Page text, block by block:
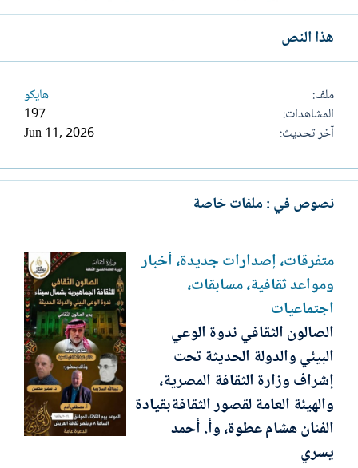
هذا النص
ملف
هايكو
المشاهدات
197
آخر تحديث
Jun 11, 2026
نصوص في : ملفات خاصة
متفرقات، إصدارات جديدة، أخبار
ومواعد ثقافية، مسابقات،
اجتماعيات
الصالون الثقافي ندوة الوعي
البيئي والدولة الحديثة تحت
إشراف وزارة الثقافة المصرية،
والهيئة العامة لقصور الثقافةبقيادة
الفنان هشام عطوة، وأ. أحمد
يسري